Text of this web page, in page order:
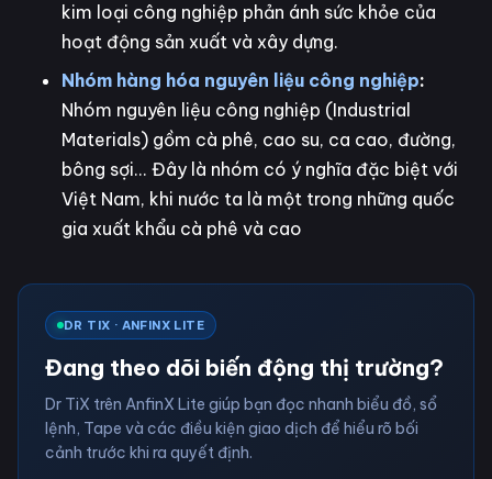
kim loại công nghiệp phản ánh sức khỏe của
hoạt động sản xuất và xây dựng.
Nhóm hàng hóa nguyên liệu công nghiệp:
Nhóm nguyên liệu công nghiệp (Industrial
Materials) gồm cà phê, cao su, ca cao, đường,
bông sợi... Đây là nhóm có ý nghĩa đặc biệt với
Việt Nam, khi nước ta là một trong những quốc
gia xuất khẩu cà phê và cao
DR TIX · ANFINX LITE
Đang theo dõi biến động thị trường?
Dr TiX trên AnfinX Lite giúp bạn đọc nhanh biểu đồ, sổ
lệnh, Tape và các điều kiện giao dịch để hiểu rõ bối
cảnh trước khi ra quyết định.